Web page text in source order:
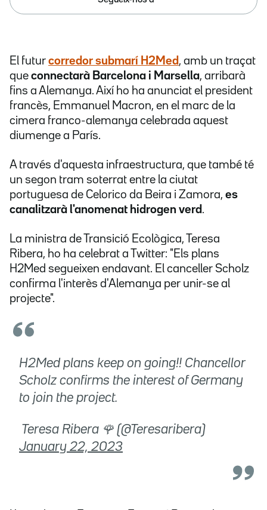
El futur corredor submarí H2Med , amb un traçat
que connectarà Barcelona i Marsella, arribarà
fins a Alemanya. Així ho ha anunciat el president
francès, Emmanuel Macron, en el marc de la
cimera franco-alemanya celebrada aquest
diumenge a París.
A través d'aquesta infraestructura, que també té
un segon tram soterrat entre la ciutat
portuguesa de Celorico da Beira i Zamora, es
canalitzarà l'anomenat hidrogen verd .
La ministra de Transició Ecològica, Teresa
Ribera, ho ha celebrat a Twitter: "Els plans
H2Med segueixen endavant. El canceller Scholz
confirma l'interès d'Alemanya per unir-se al
projecte".
H2Med plans keep on going!! Chancellor
Scholz confirms the interest of Germany
to join the project.
 Teresa Ribera 🌹 (@Teresaribera)
January 22, 2023